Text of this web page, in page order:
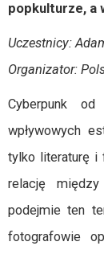
popkulturze, a
Uczestnicy:
Organizator:
Cyberpunk
wpływowych
tylko literaturę i
relację
podejmie ten
fotografowie